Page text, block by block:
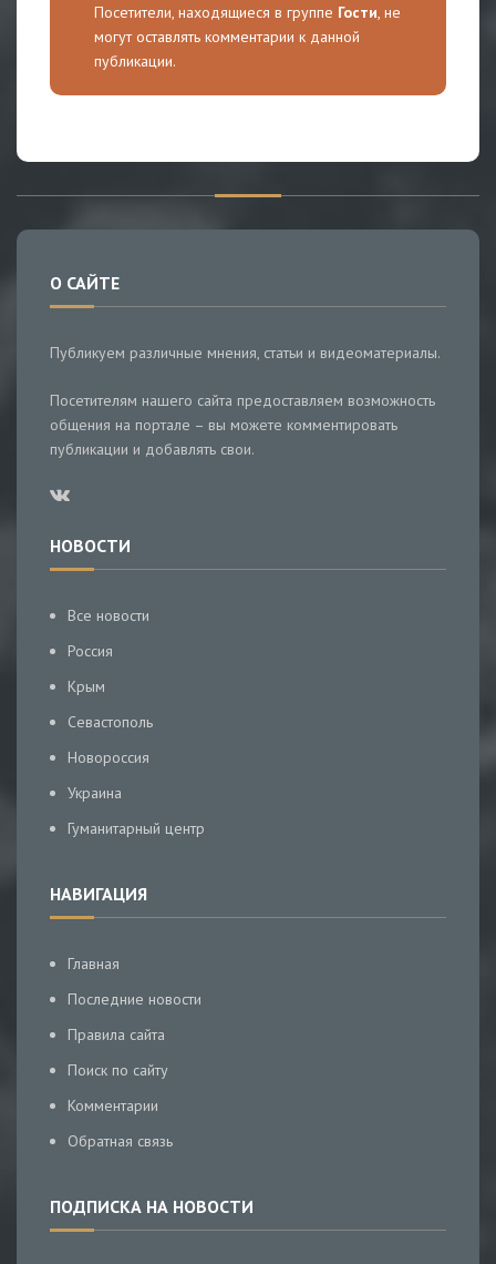
Посетители, находящиеся в группе Гости, не
могут оставлять комментарии к данной
публикации.
О САЙТЕ
Публикуем различные мнения, статьи и видеоматериалы.
Посетителям нашего сайта предоставляем возможность
общения на портале – вы можете комментировать
публикации и добавлять свои.
НОВОСТИ
Все новости
Россия
Крым
Севастополь
Новороссия
Украина
Гуманитарный центр
НАВИГАЦИЯ
Главная
Последние новости
Правила сайта
Поиск по сайту
Комментарии
Обратная связь
ПОДПИСКА НА НОВОСТИ